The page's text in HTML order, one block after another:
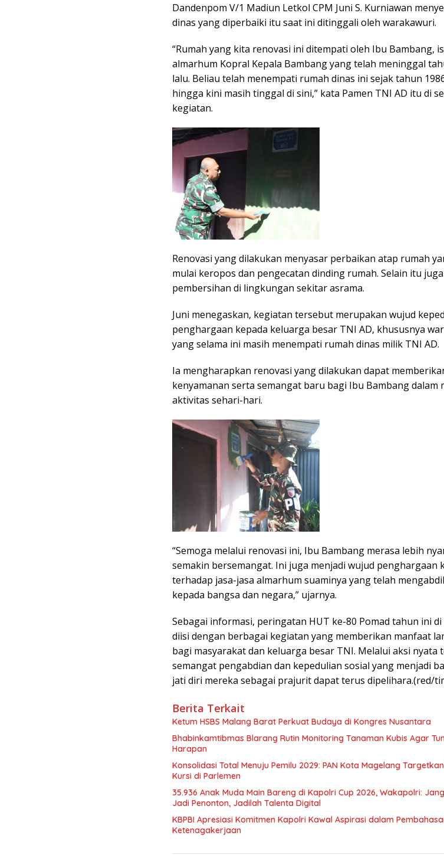
Dandenpom V/1 Madiun Letkol CPM Juni S. Kurniawan
dinas yang diperbaiki itu saat ini ditinggali oleh warakawuri.
“Rumah yang kita renovasi ini ditempati oleh Ibu Bambang,
almarhum Kopral Kepala Bambang yang telah meninggal
lalu. Beliau telah menempati rumah dinas ini sejak tahun
hingga kini masih tinggal di sini,” kata Pamen TNI AD itu di
kegiatan.
Renovasi yang dilakukan menyasar perbaikan atap rumah
mulai keropos dan pengecatan dinding rumah. Selain itu
pembersihan di lingkungan sekitar asrama.
Juni menegaskan, kegiatan tersebut merupakan wujud
penghargaan kepada keluarga besar TNI AD, khususnya
yang selama ini masih menempati rumah dinas milik TNI AD.
Ia mengharapkan renovasi yang dilakukan dapat
kenyamanan serta semangat baru bagi Ibu Bambang dalam
aktivitas sehari-hari.
“Semoga melalui renovasi ini, Ibu Bambang merasa lebih
semakin bersemangat. Ini juga menjadi wujud penghargaan
terhadap jasa-jasa almarhum suaminya yang telah
kepada bangsa dan negara,” ujarnya.
Sebagai informasi, peringatan HUT ke-80 Pomad tahun ini
diisi dengan berbagai kegiatan yang memberikan manfaat
bagi masyarakat dan keluarga besar TNI. Melalui aksi nyata
semangat pengabdian dan kepedulian sosial yang menjadi
jati diri mereka sebagai prajurit dapat terus dipelihara.(red/
Berita Terkait
Ketum HSBS Malang Barat Perkuat Budaya di Kongres Nusantara
Bhabinkamtibmas Blarang Rutin Monitoring Tanaman Kubis Agar
Harapan
Konsolidasi Total Menuju Pemilu 2029: PAN Kota Magelang
Kursi di Parlemen
35.936 Anak Muda Main Bareng di Kapolri Cup 2026, Wakapolri:
Jadi Penonton, Jadilah Talenta Digital
KBPBI Apresiasi Komitmen Kapolri Kawal Aspirasi dalam
Ketenagakerjaan